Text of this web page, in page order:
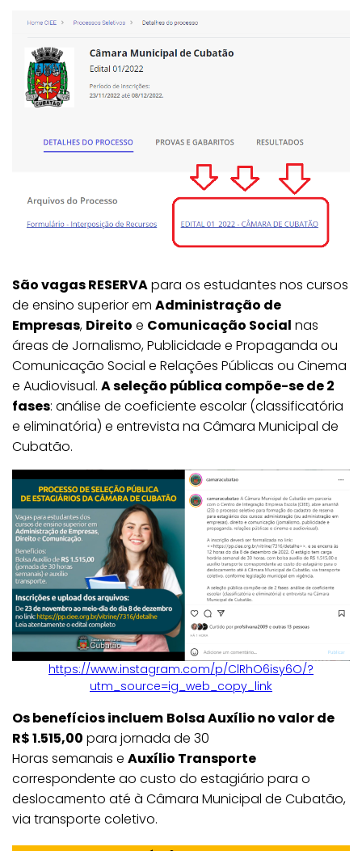
São vagas RESERVApara os estudantes nos cursos
de ensino superior em Administração de
Empresas, Direito e Comunicação Social nas
áreas de Jornalismo, Publicidade e Propaganda ou
Comunicação Social e Relações Públicas ou Cinema
e Audiovisual. A seleção pública compõe-se de 2
fases: análise de coeficiente escolar (classificatória
e eliminatória) e entrevista na Câmara Municipal de
Cubatão.
https://www.instagram.com/p/ClRhO6isy6O/?
utm_source=ig_web_copy_link
Os benefícios incluem Bolsa Auxílio no valor de
R$ 1.515,00 para jornada de 30
Horas semanais e Auxílio Transporte
correspondente ao custo do estagiário para o
deslocamento até à Câmara Municipal de Cubatão,
via transporte coletivo.